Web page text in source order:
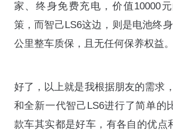
家、终身免费充电，价值10000
策，而智己LS6这边，则是电池终
公里整车质保，且无任何保养权益。
好了，以上就是我根据朋友的需求
和全新一代智己LS6进行了简单的
款车其实都是好车，有各自的优点